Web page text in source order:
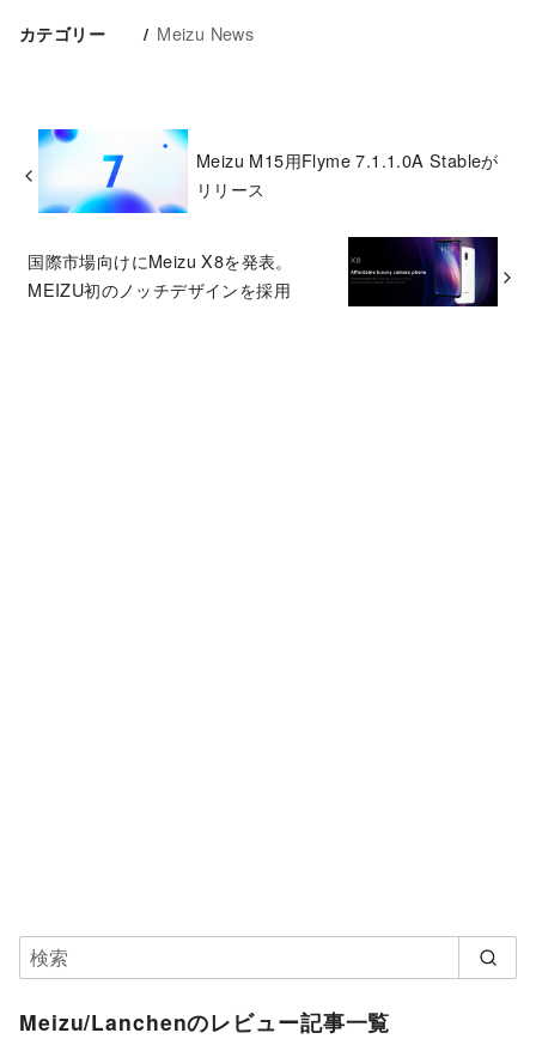
カテゴリー Meizu News
Meizu M15用Flyme 7.1.1.0A Stableが
リリース
国際市場向けにMeizu X8を発表。
MEIZU初のノッチデザインを採用
Meizu/Lanchenのレビュー記事一覧